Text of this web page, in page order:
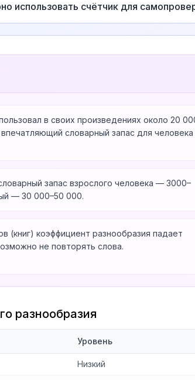
использовать счётчик для
в своих произведениях около 20
словарный запас для человека
запас взрослого человека — 3000–
— 30 000–50 000.
(книг) коэффициент разнообразия падает
не повторять слова.
разнообразия
Уровень
Низкий